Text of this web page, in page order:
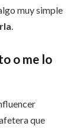
muy simple
o me lo
que